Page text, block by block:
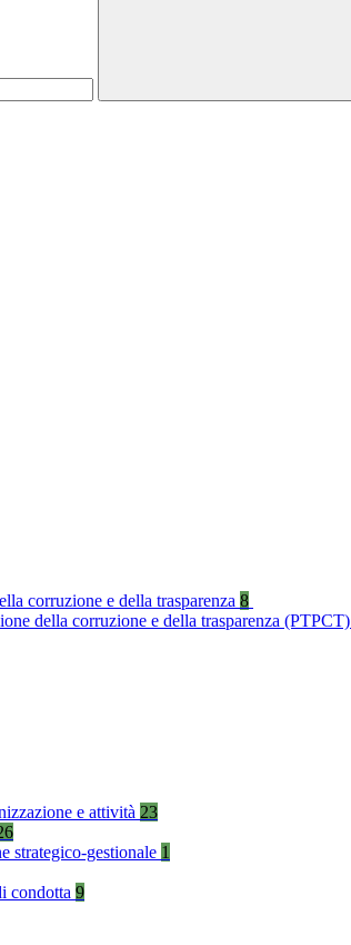
corruzione e della trasparenza 8
della corruzione e della trasparenza (PTPCT)
e attività 23
strategico-gestionale 1
condotta 9